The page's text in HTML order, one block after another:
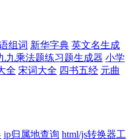
组词 新华字典 英文名生成
九乘法题练习题生成器 小学
全 宋词大全 四书五经 元曲
ip归属地查询 html/js转换器工